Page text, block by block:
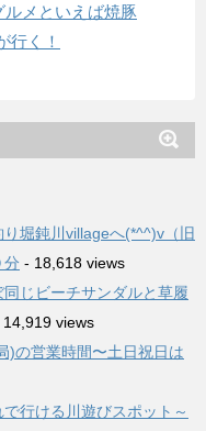
ルメといえば焼豚
行く！
り堀鈍川villageへ(*^^)v（旧
分 - 18,618 views
同じビーチサンダルと草履
14,919 views
)の営業時間〜土日祝日は
行ける川遊びスポット～